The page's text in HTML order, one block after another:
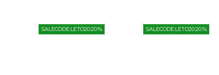
SALECODE:LETO20:20:% SALECODE:LETO20:20:%